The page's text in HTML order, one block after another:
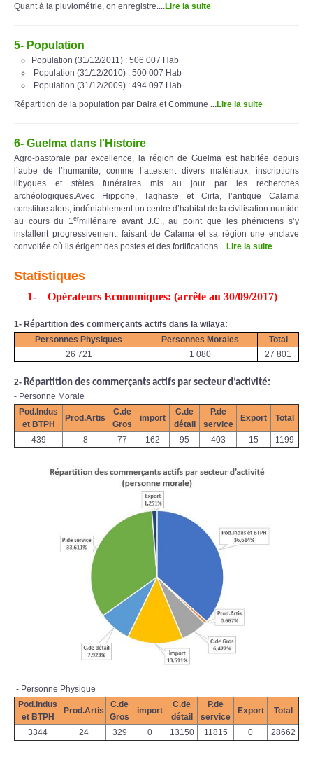
Quant à la pluviométrie, on enregistre.... Lire la suite
5- Population
Population (31/12/2011) : 506 007 Hab
Population (31/12/2010) : 500 007 Hab
Population (31/12/2009) : 494 097 Hab
Répartition de la population par Daira et Commune ...Lire la suite
6- Guelma dans l'Histoire
Agro-pastorale par excellence, la région de Guelma est habitée depuis
l’aube de l’humanité, comme l’attestent divers matériaux, inscriptions
libyques et stèles funéraires mis au jour par les recherches
archéologiques.Avec Hippone, Taghaste et Cirta, l’antique Calama
constitue alors, indéniablement un centre d’habitat de la civilisation numide
au cours du 1ermillénaire avant J.C., au point que les phéniciens s’y
installent progressivement, faisant de Calama et sa région une enclave
convoitée où ils érigent des postes et des fortifications.... Lire la suite
Statistiques
1- Opérateurs Economiques: (arrête au 30/09/2017)
1- Répartition des commerçants actifs dans la wilaya:
Personnes Physiques
Personnes Morales
Total
26 721
1 080 27 801
2- Répartition des commerçants actifs par secteur d’activité:
- Personne Morale
Pod.Indus
et BTPH
Prod.Artis
C.de
Gros
import
C.de
détail
P.de
service
Export Total
439 8 77 162 95 403 15 1199
- Personne Physique
Pod.Indus
et BTPH
Prod.Artis
C.de
Gros
import
C.de
détail
P.de
service
Export Total
3344 24 329 0 13150 11815 0 28662